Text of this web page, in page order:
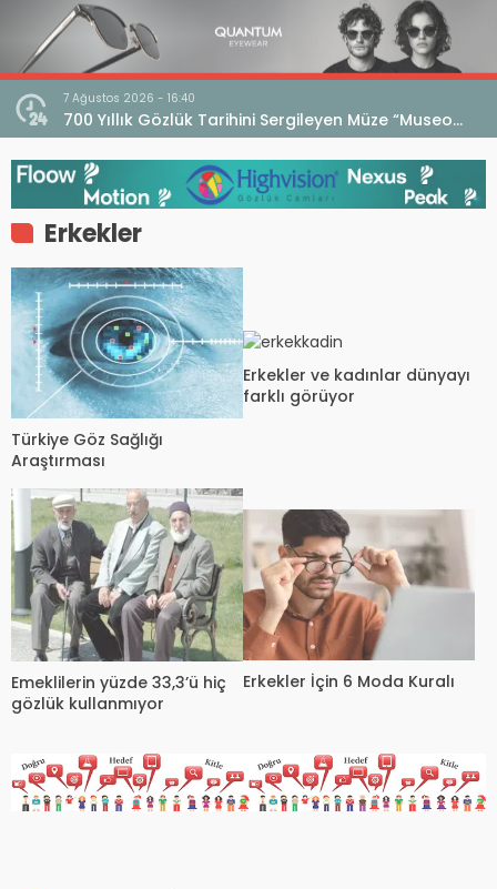
7 Ağustos 2026 - 16:40
700 Yıllık Gözlük Tarihini Sergileyen Müze “Museo
dell’Occhiale”
Erkekler
Türkiye Göz Sağlığı
Araştırması
Erkekler ve kadınlar dünyayı
farklı görüyor
Emeklilerin yüzde 33,3’ü hiç
gözlük kullanmıyor
Erkekler İçin 6 Moda Kuralı